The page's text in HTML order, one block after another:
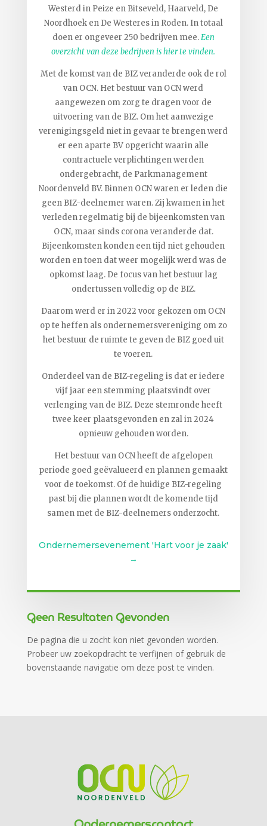
Westerd in Peize en Bitseveld, Haarveld, De
Noordhoek en De Westeres in Roden. In totaal
doen er ongeveer 250 bedrijven mee.Een
overzicht van deze bedrijven is hier te vinden.
Met de komst van de BIZ veranderde ook de rol
van OCN. Het bestuur van OCN werd
aangewezen om zorg te dragen voor de
uitvoering van de BIZ. Om het aanwezige
verenigingsgeld niet in gevaar te brengen werd
er een aparte BV opgericht waarin alle
contractuele verplichtingen werden
ondergebracht, de Parkmanagement
Noordenveld BV. Binnen OCN waren er leden die
geen BIZ-deelnemer waren. Zij kwamen in het
verleden regelmatig bij de bijeenkomsten van
OCN, maar sinds corona veranderde dat.
Bijeenkomsten konden een tijd niet gehouden
worden en toen dat weer mogelijk werd was de
opkomst laag. De focus van het bestuur lag
ondertussen volledig op de BIZ.
Daarom werd er in 2022 voor gekozen om OCN
op te heffen als ondernemersvereniging om zo
het bestuur de ruimte te geven de BIZ goed uit
te voeren.
Onderdeel van de BIZ-regeling is dat er iedere
vijf jaar een stemming plaatsvindt over
verlenging van de BIZ. Deze stemronde heeft
twee keer plaatsgevonden en zal in 2024
opnieuw gehouden worden.
Het bestuur van OCN heeft de afgelopen
periode goed geëvalueerd en plannen gemaakt
voor de toekomst. Of de huidige BIZ-regeling
past bij die plannen wordt de komende tijd
samen met de BIZ-deelnemers onderzocht.
Ondernemersevenement 'Hart voor je zaak'
→
Geen Resultaten Gevonden
De pagina die u zocht kon niet gevonden worden.
Probeer uw zoekopdracht te verfijnen of gebruik de
bovenstaande navigatie om deze post te vinden.